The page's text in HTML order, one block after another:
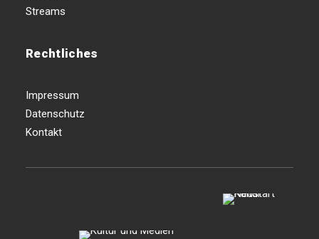
Streams
Rechtliches
Impressum
Datenschutz
Kontakt